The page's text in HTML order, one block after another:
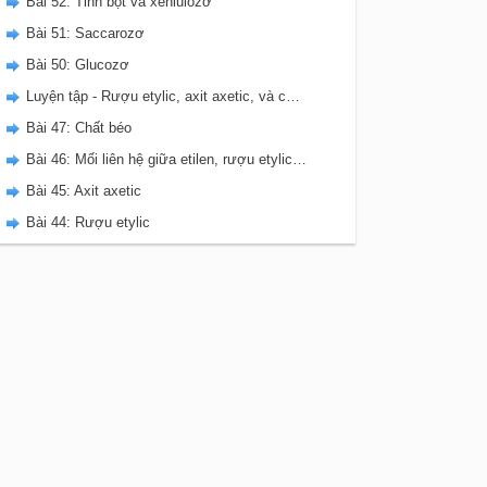
Bài 51: Saccarozơ
Bài 50: Glucozơ
Luyện tập - Rượu etylic, axit axetic, và chất béo
Bài 47: Chất béo
Bài 46: Mối liên hệ giữa etilen, rượu etylic, và axit axetic
Bài 45: Axit axetic
Bài 44: Rượu etylic